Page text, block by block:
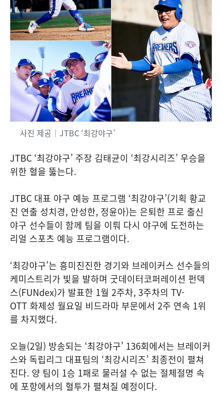
사진 제공｜JTBC ‘최강야구’
JTBC ‘최강야구’ 주장 김태균이 ‘최강시리즈’ 우승을
위한 혈을 뚫는다.
JTBC 대표 야구 예능 프로그램 ‘최강야구’(기획 황교
진 연출 성치경, 안성한, 정윤아)는 은퇴한 프로 출신
야구 선수들이 함께 팀을 이뤄 다시 야구에 도전하는
리얼 스포츠 예능 프로그램이다.
‘최강야구’는 흥미진진한 경기와 브레이커스 선수들의
케미스트리가 빛을 발하며 굿데이터코퍼레이션 펀덱
스(FUNdex)가 발표한 1월 2주차, 3주차의 TV-
OTT 화제성 월요일 비드라마 부문에서 2주 연속 1위
를 차지했다.
오늘(2일) 방송되는 ‘최강야구’ 136회에서는 브레이커
스와 독립리그 대표팀의 ‘최강시리즈’ 최종전이 펼쳐
진다. 양 팀이 1승 1패로 물러설 수 없는 절체절명 속
에 포항에서의 혈투가 펼쳐질 예정이다.